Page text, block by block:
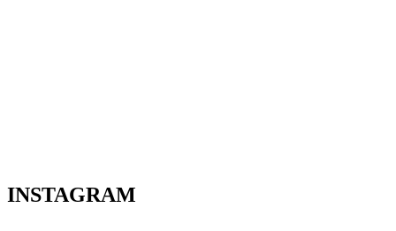
INSTAGRAM